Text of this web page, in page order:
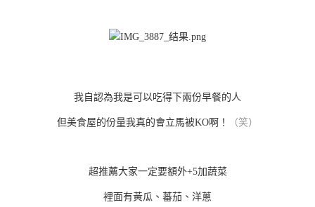
我自認為我是可以吃得下兩份早餐的人
但美食屋的份量我真的會立馬被KO啊！ （笑）
超推薦大家一定要額外+5加蔬菜
裡面有黃瓜、蕃茄、洋蔥